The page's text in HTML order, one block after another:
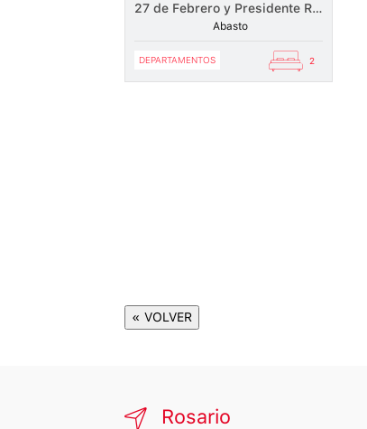
27 de Febrero y Presidente Roca
Abasto
DEPARTAMENTOS 2
« VOLVER
Rosario